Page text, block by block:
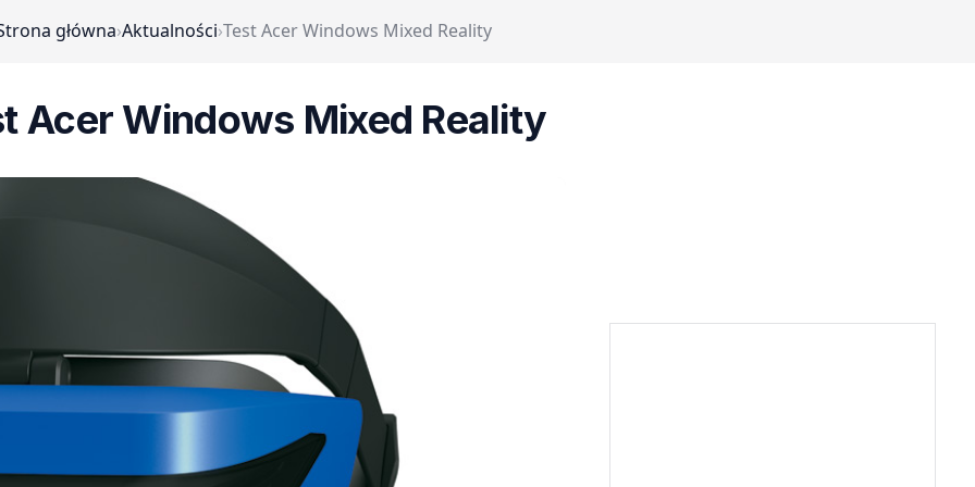
główna›Aktualności›Test Acer Windows Mixed Reality
Acer Windows Mixed Reality